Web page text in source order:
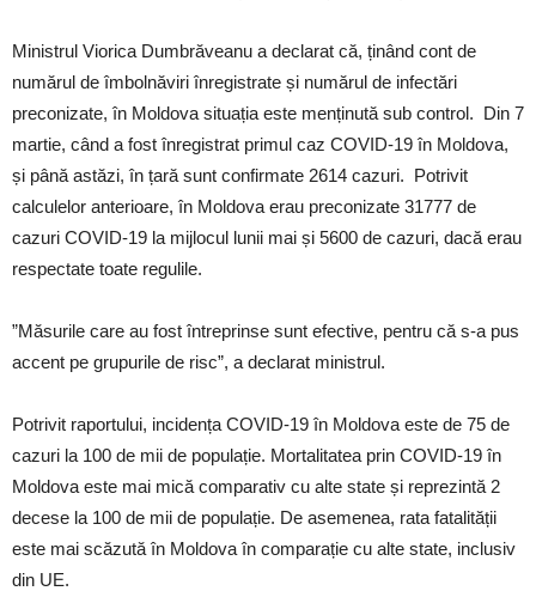
Ministrul Viorica Dumbrăveanu a declarat că, ținând cont de
numărul de îmbolnăviri înregistrate și numărul de infectări
preconizate, în Moldova situația este menținută sub control. Din 7
martie, când a fost înregistrat primul caz COVID-19 în Moldova,
și până astăzi, în țară sunt confirmate 2614 cazuri. Potrivit
calculelor anterioare, în Moldova erau preconizate 31777 de
cazuri COVID-19 la mijlocul lunii mai și 5600 de cazuri, dacă erau
respectate toate regulile.
”Măsurile care au fost întreprinse sunt efective, pentru că s-a pus
accent pe grupurile de risc”, a declarat ministrul.
Potrivit raportului, incidența COVID-19 în Moldova este de 75 de
cazuri la 100 de mii de populație. Mortalitatea prin COVID-19 în
Moldova este mai mică comparativ cu alte state și reprezintă 2
decese la 100 de mii de populație. De asemenea, rata fatalității
este mai scăzută în Moldova în comparație cu alte state, inclusiv
din UE.